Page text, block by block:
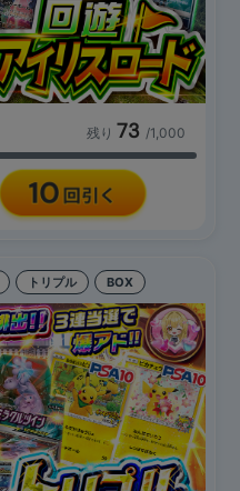
残り 73 /1,000
トリプル BOX